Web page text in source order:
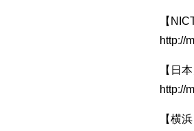
【
http://
【日
http://
【横